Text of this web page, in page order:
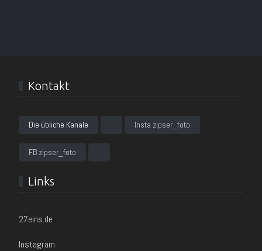
Kontakt
Die übliche Kanäle Insta zipser_foto
FB zipser_foto
Links
27eins.de
Instagram